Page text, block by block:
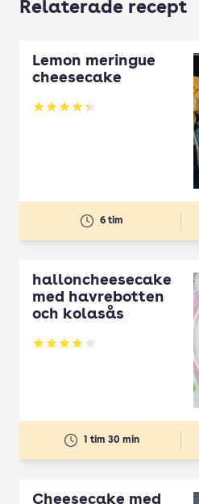
Relaterade recept
Lemon meringue
cheesecake
Betyg: 4.33 av 5
6 tim
halloncheesecake
med havrebotten
och kolasås
Betyg: 3.85 av 5
1 tim 30 min
Cheesecake med